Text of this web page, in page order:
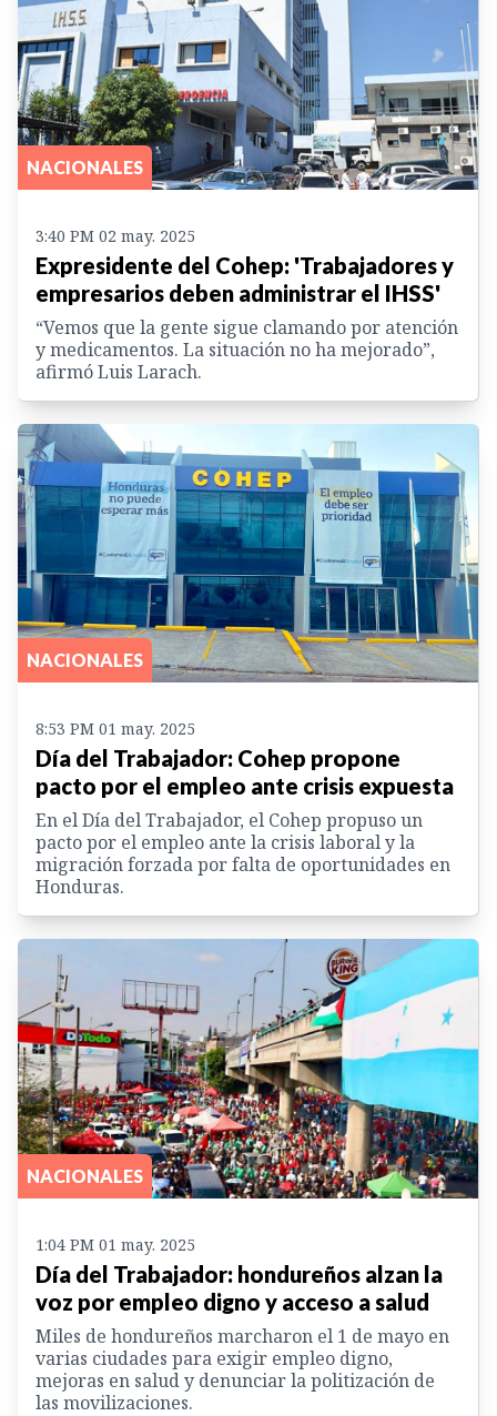
NACIONALES
3:40 PM 02 may. 2025
Expresidente del Cohep: 'Trabajadores y
empresarios deben administrar el IHSS'
“Vemos que la gente sigue clamando por atención
y medicamentos. La situación no ha mejorado”,
afirmó Luis Larach.
NACIONALES
8:53 PM 01 may. 2025
Día del Trabajador: Cohep propone
pacto por el empleo ante crisis expuesta
En el Día del Trabajador, el Cohep propuso un
pacto por el empleo ante la crisis laboral y la
migración forzada por falta de oportunidades en
Honduras.
NACIONALES
1:04 PM 01 may. 2025
Día del Trabajador: hondureños alzan la
voz por empleo digno y acceso a salud
Miles de hondureños marcharon el 1 de mayo en
varias ciudades para exigir empleo digno,
mejoras en salud y denunciar la politización de
las movilizaciones.